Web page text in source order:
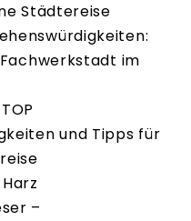
Städtereise
im
und Tipps für
–